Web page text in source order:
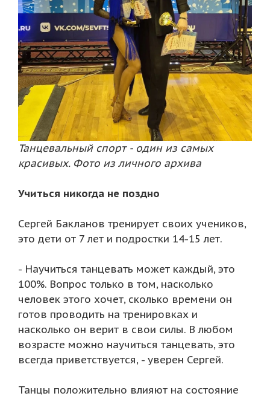
Танцевальный спорт - один из самых
красивых. Фото из личного архива
Учиться никогда не поздно
Сергей Бакланов тренирует своих учеников,
это дети от 7 лет и подростки 14-15 лет.
- Научиться танцевать может каждый, это
100%. Вопрос только в том, насколько
человек этого хочет, сколько времени он
готов проводить на тренировках и
насколько он верит в свои силы. В любом
возрасте можно научиться танцевать, это
всегда приветствуется, - уверен Сергей.
Танцы положительно влияют на состояние